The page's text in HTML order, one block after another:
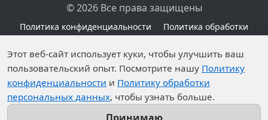
© 2026 Все права защищены
Политика конфиденциальности
Политика обработки
персональных данных
Персональные данные опубликованы на сайте при
наличии правовых оснований в соответствии с ч.1
ст.6 и ст.10.1 152-ФЗ. Субъектами установлены
запреты на обработку неограниченных кругом лиц
опубликованных персональных данных.
Этот веб-сайт использует куки, чтобы улучшить ваш
пользовательский опыт. Посмотрите нашу Политику
конфиденциальности и Политику обработки
персональных данных, чтобы узнать больше.